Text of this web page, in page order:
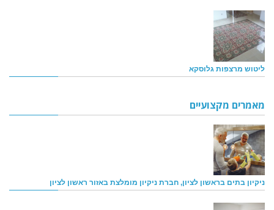
ליטוש מרצפות גלוסקא
מאמרים מקצועיים
ניקיון בתים בראשון לציון, חברת ניקיון מומלצת באזור ראשון לציון